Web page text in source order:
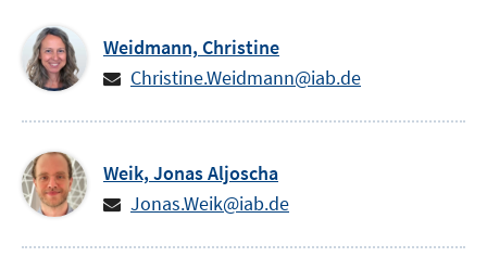
Weidmann, Christine
Christine.Weidmann@iab.de
Weik, Jonas Aljoscha
Jonas.Weik@iab.de